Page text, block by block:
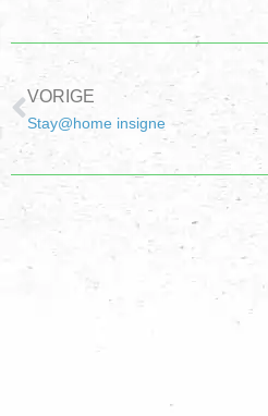
VORIGE
Stay@home insigne